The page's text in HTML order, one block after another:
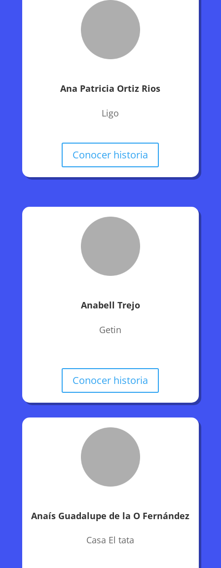
Ana Patricia Ortiz Rios
Ligo
Conocer historia
Anabell Trejo
Getin
Conocer historia
Anaís Guadalupe de la O Fernández
Casa El tata